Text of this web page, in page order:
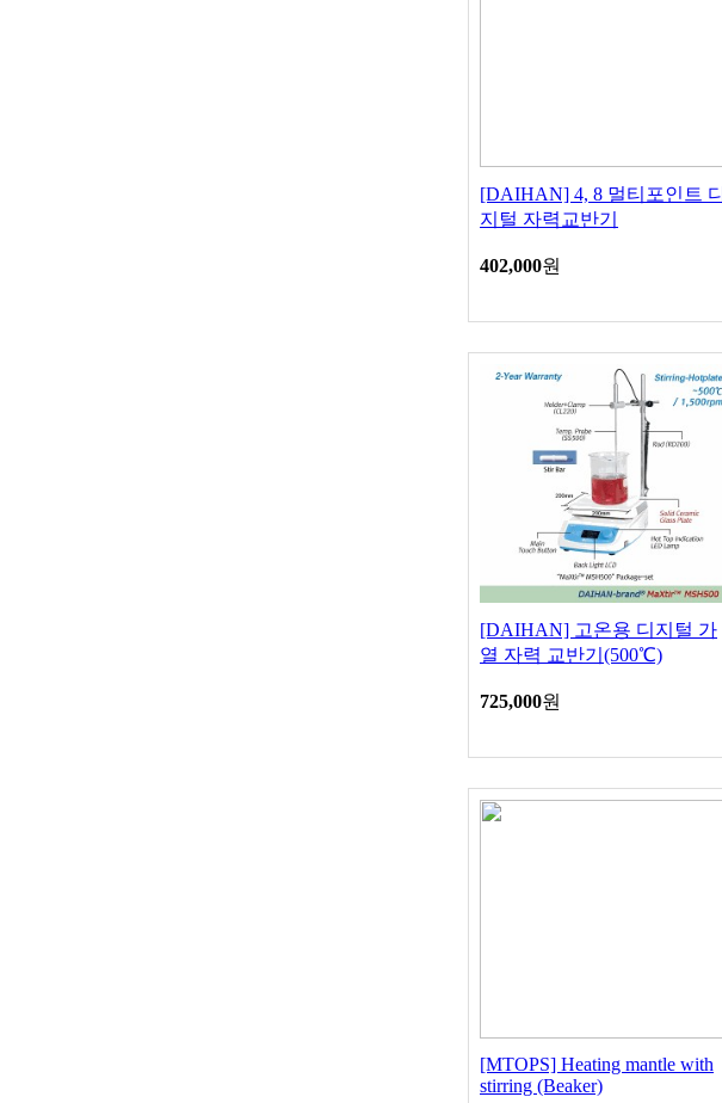
[DAIHAN] 4, 8 멀티포인트 디
지털 자력교반기
402,000원
[DAIHAN] 고온용 디지털 가
열 자력 교반기(500℃)
725,000원
[MTOPS] Heating mantle with
stirring (Beaker)